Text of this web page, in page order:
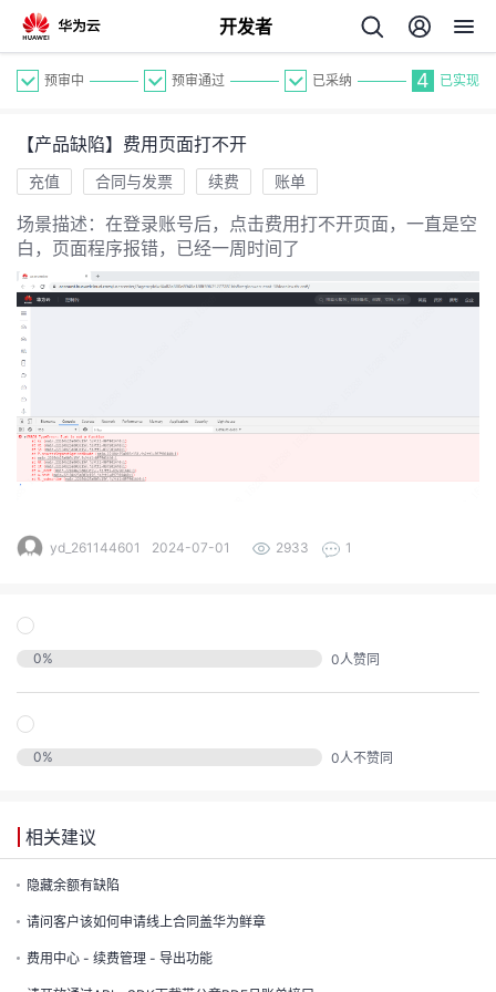
开发者
页
开
者
的
我
坛
的
圈
子
我
的
直
播
我
的
活
动
我
的
关
预审中 预审通过 已采纳 4 已实现
【产品缺陷】费用页面打不开
充值 合同与发票 续费 账单
场景描述：在登录账号后，点击费用打不开页面，一直是空
白，页面程序报错，已经一周时间了
yd_261144601 2024-07-01 2933 1
0% 0人赞同
0% 0人不赞同
相关建议
隐藏余额有缺陷
请问客户该如何申请线上合同盖华为鲜章
费用中心 - 续费管理 - 导出功能